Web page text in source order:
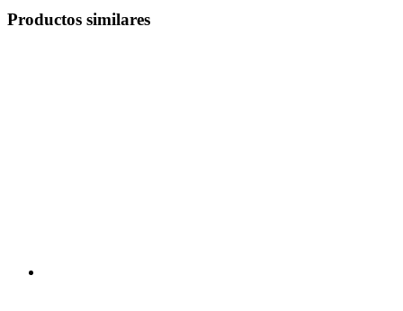
Productos similares